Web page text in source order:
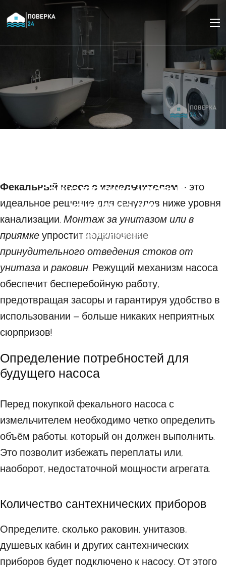
санузла ниже уровня
канализации
28 ИЮНЯ 2025
Фекальный насос с измельчителем – это
идеальное решение для санузлов ниже уровня
канализации. Монтаж за унитазом или в
приямке упростит подключение
принудительного отведения стоков от
унитаза и раковин. Режущий механизм насоса
обеспечит бесперебойную работу,
предотвращая засоры и гарантируя удобство в
использовании – больше никаких неприятных
сюрпризов!
Определение потребностей для
будущего насоса
Перед покупкой фекального насоса с
измельчителем необходимо четко определить
объём работы, который он должен выполнить.
Это позволит избежать переплаты или,
наоборот, недостаточной мощности агрегата.
Количество сантехнических приборов
Определите, сколько раковин, унитазов,
душевых кабин и других сантехнических
приборов будет подключено к насосу. От этого